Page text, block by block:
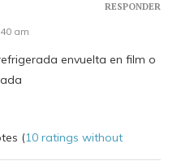
am
envuelta en film o
RESPONDER
(10 ratings without